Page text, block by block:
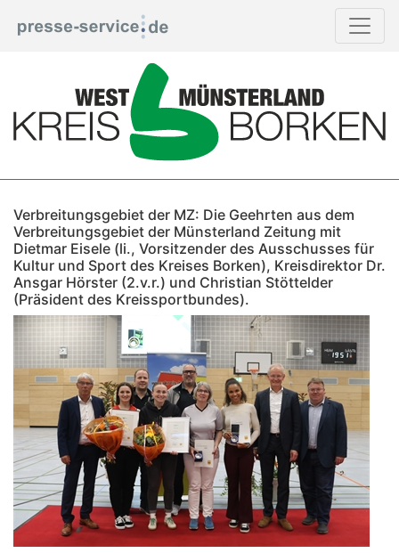
Verbreitungsgebiet der MZ: Die Geehrten aus dem
Verbreitungsgebiet der Münsterland Zeitung mit
Dietmar Eisele (li., Vorsitzender des Ausschusses für
Kultur und Sport des Kreises Borken), Kreisdirektor Dr.
Ansgar Hörster (2.v.r.) und Christian Stöttelder
(Präsident des Kreissportbundes).